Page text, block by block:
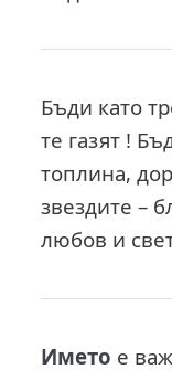
Бъди като
те газят !
топлина,
звездите –
любов и
Името е